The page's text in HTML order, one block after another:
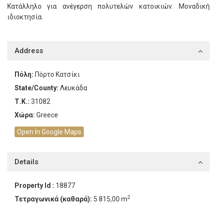
Κατάλληλο για ανέγερση πολυτελών κατοικιών. Μοναδική
ιδιοκτησία.
Address
Πόλη: Πόρτο Κατσίκι
State/County: Λευκάδα
Τ.Κ.: 31082
Χώρα: Greece
Open In Google Maps
Details
Property Id : 18877
Τετραγωνικά (καθαρά): 5 815,00 m2